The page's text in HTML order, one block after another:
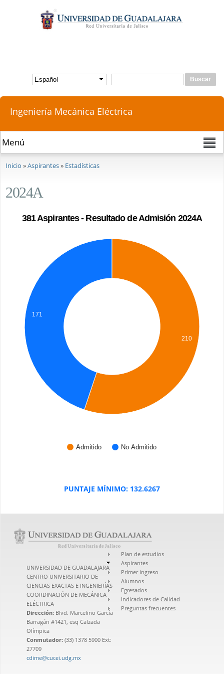
contenido
principal
Formulario de búsqueda
Buscar
Ingeniería Mecánica Eléctrica
Inicio »Aspirantes» Estadísticas
2024A
381 Aspirantes - Resultado de Admisión 2024A
Admitido No Admitido
171
210
PUNTAJE MÍNIMO: 132.6267
UNIVERSIDAD DE GUADALAJARA
CENTRO UNIVERSITARIO DE
CIENCIAS EXACTAS E INGENIERÍAS
COORDINACIÓN DE MECÁNICA
ELÉCTRICA
Dirección: Blvd. Marcelino García
Barragán #1421, esq Calzada
Olímpica
Conmutador: (33) 1378 5900 Ext:
27709
cdime@cucei.udg.mx
Plan de estudios
Aspirantes
Primer ingreso
Alumnos
Egresados
Indicadores de Calidad
Preguntas frecuentes